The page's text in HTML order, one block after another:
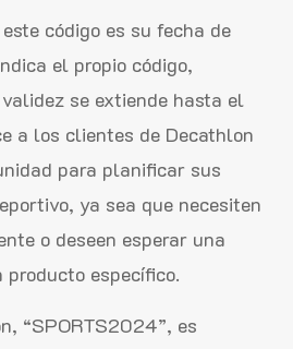
código es su fecha de
el propio código,
se extiende hasta el
a los clientes de Decathlon
para planificar sus
ya sea que necesiten
o deseen esperar una
específico.
“SPORTS2024”, es